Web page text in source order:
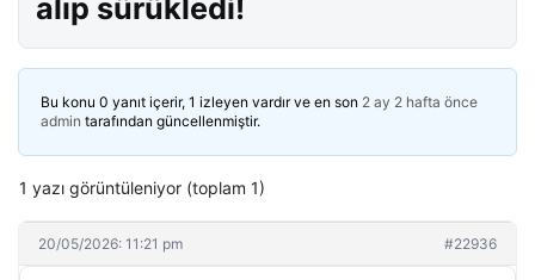
alıp sürükledi!
Bu konu 0 yanıt içerir, 1 izleyen vardır ve en son 2 ay 2 hafta önce
admin tarafından güncellenmiştir.
1 yazı görüntüleniyor (toplam 1)
20/05/2026: 11:21 pm #22936